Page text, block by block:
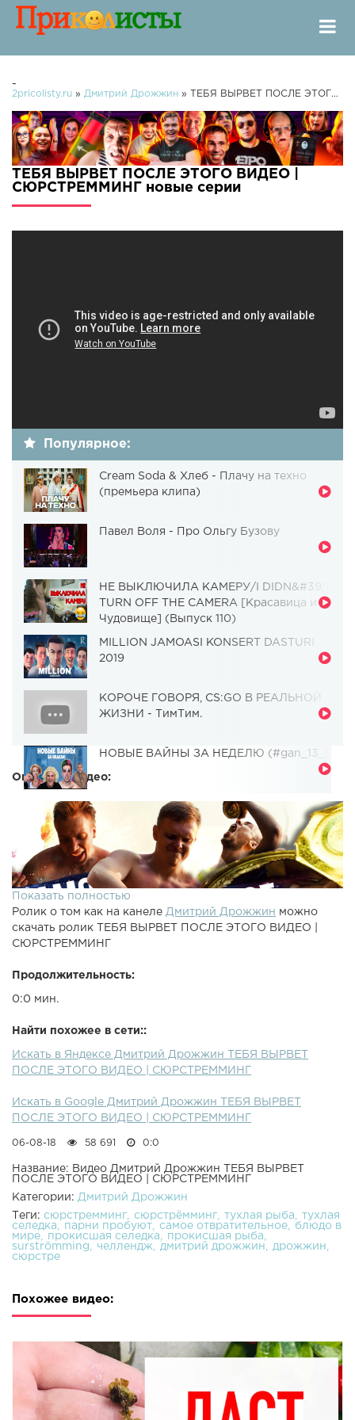
-
2pricolisty.ru » Дмитрий Дрожжин » ТЕБЯ ВЫРВЕТ ПОСЛЕ ЭТОГО ВИДЕО | СЮРСТРЕММИНГ
ТЕБЯ ВЫРВЕТ ПОСЛЕ ЭТОГО ВИДЕО |
СЮРСТРЕММИНГ новые серии
Популярное:
Cream Soda & Хлеб - Плачу на техно
(премьера клипа)
Павел Воля - Про Ольгу Бузову
НЕ ВЫКЛЮЧИЛА КАМЕРУ/I DIDN&#39;T
TURN OFF THE CAMERA [Красавица и
Чудовище] (Выпуск 110)
MILLION JAMOASI KONSERT DASTURI
2019
КОРОЧЕ ГОВОРЯ, CS:GO В РЕАЛЬНОЙ
ЖИЗНИ - ТимТим.
НОВЫЕ ВАЙНЫ ЗА НЕДЕЛЮ (#gan_13_)
Описание видео:
Показать полностью
Ролик о том как на канеле Дмитрий Дрожжин можно
скачать ролик ТЕБЯ ВЫРВЕТ ПОСЛЕ ЭТОГО ВИДЕО |
СЮРСТРЕММИНГ
Продолжительность:
0:0 мин.
Найти похожее в сети::
Искать в Яндексе Дмитрий Дрожжин ТЕБЯ ВЫРВЕТ
ПОСЛЕ ЭТОГО ВИДЕО | СЮРСТРЕММИНГ
Искать в Google Дмитрий Дрожжин ТЕБЯ ВЫРВЕТ
ПОСЛЕ ЭТОГО ВИДЕО | СЮРСТРЕММИНГ
06-08-18 58 691 0:0
Название: Видео Дмитрий Дрожжин ТЕБЯ ВЫРВЕТ
ПОСЛЕ ЭТОГО ВИДЕО | СЮРСТРЕММИНГ
Категории: Дмитрий Дрожжин
Теги: сюрстремминг сюрстрёмминг тухлая рыба
тухлая
селедка
парни пробуют самое отвратительное
блюдо в
мире
прокисшая селедка
прокисшая рыба
surströmming
челлендж дмитрий дрожжин
дрожжин
сюрстре
Похожее видео: